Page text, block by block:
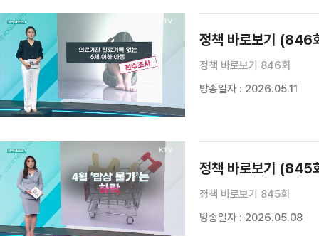
정책 바로보기 (846
정책 바로보기 846회
방송일자 : 2026.05.11
정책 바로보기 (845
정책 바로보기 845회
방송일자 : 2026.05.08